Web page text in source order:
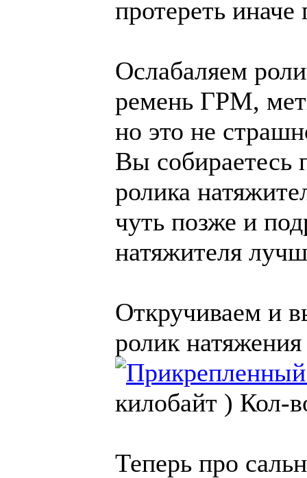
протереть
Ослабаляем
ремень ГРМ,
но это не
Вы собираетесь
ролика
чуть позже и
натяжителя
Откручиваем и
ролик
килобайт ) Кол-
Теперь про